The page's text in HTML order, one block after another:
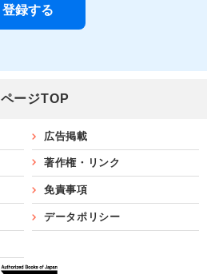
ページTOP
広告掲載
著作権・リンク
免責事項
データポリシー